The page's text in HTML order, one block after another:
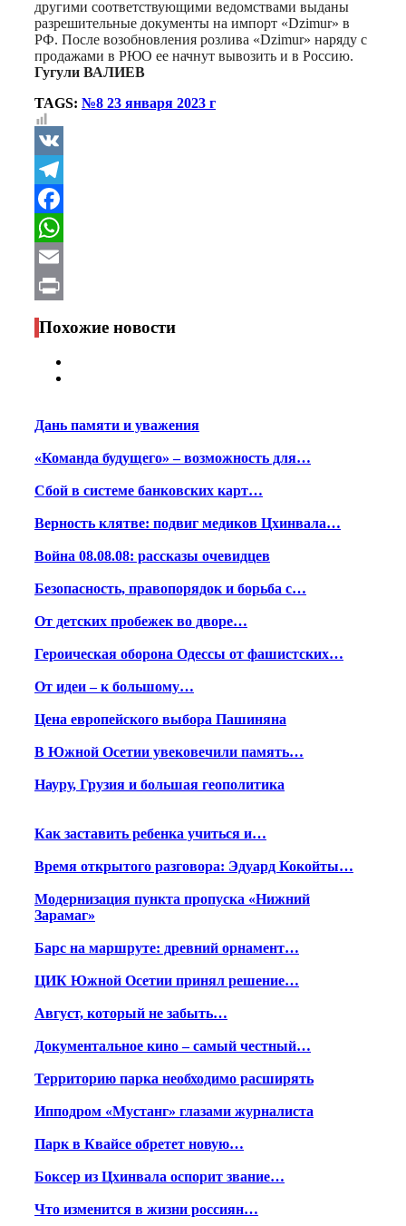
другими соответствующими ведомствами выданы
разрешительные документы на импорт «Dzimur» в
РФ. После возобновления розлива «Dzimur» наряду с
продажами в РЮО ее начнут вывозить и в Россию.
Гугули ВАЛИЕВ
TAGS: №8 23 января 2023 г
VK
Telegram
Facebook
WhatsApp
Email
Print
Похожие новости
Дань памяти и уважения
«Команда будущего» – возможность для…
Сбой в системе банковских карт…
Верность клятве: подвиг медиков Цхинвала…
Война 08.08.08: рассказы очевидцев
Безопасность, правопорядок и борьба с…
От детских пробежек во дворе…
Героическая оборона Одессы от фашистских…
От идеи – к большому…
Цена европейского выбора Пашиняна
В Южной Осетии увековечили память…
Науру, Грузия и большая геополитика
Как заставить ребенка учиться и…
Время открытого разговора: Эдуард Кокойты…
Модернизация пункта пропуска «Нижний
Зарамаг»
Барс на маршруте: древний орнамент…
ЦИК Южной Осетии принял решение…
Август, который не забыть…
Документальное кино – самый честный…
Территорию парка необходимо расширять
Ипподром «Мустанг» глазами журналиста
Парк в Квайсе обретет новую…
Боксер из Цхинвала оспорит звание…
Что изменится в жизни россиян…